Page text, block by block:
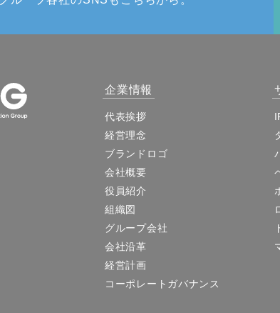
企業情報
代表挨拶
経営理念
ブランドロゴ
会社概要
役員紹介
組織図
グループ会社
会社沿革
経営計画
コーポレートガバナンス